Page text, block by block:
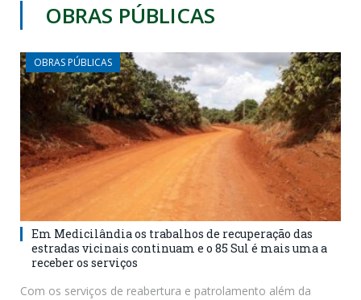
OBRAS PÚBLICAS
OBRAS PÚBLICAS
Em Medicilândia os trabalhos de recuperação das
estradas vicinais continuam e o 85 Sul é mais uma a
receber os serviços
Com os serviços de reabertura e patrolamento além da